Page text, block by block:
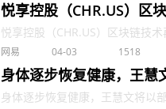
悦享控股（CHR.US）区
悦享控股（CHR.US）区块链技
网易 04-03 1518
身体逐步恢复健康，王慧
身体逐步恢复健康，王慧文将以